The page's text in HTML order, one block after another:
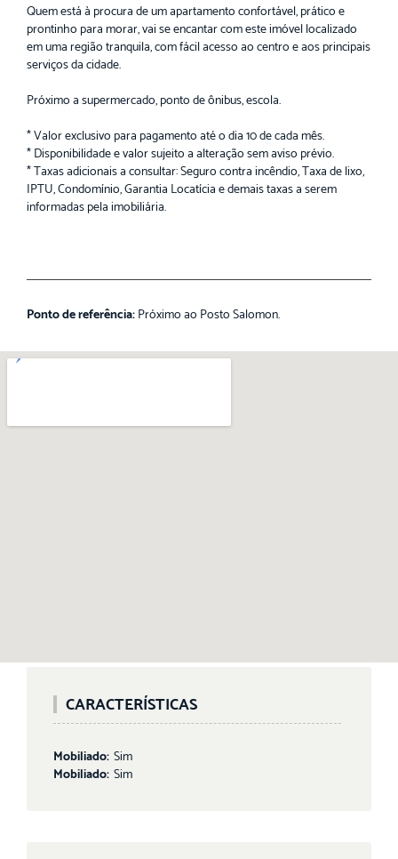
Quem está à procura de um apartamento confortável, prático e
prontinho para morar, vai se encantar com este imóvel localizado
em uma região tranquila, com fácil acesso ao centro e aos principais
serviços da cidade.
Próximo a supermercado, ponto de ônibus, escola.
* Valor exclusivo para pagamento até o dia 10 de cada mês.
* Disponibilidade e valor sujeito a alteração sem aviso prévio.
* Taxas adicionais a consultar: Seguro contra incêndio, Taxa de lixo,
IPTU, Condomínio, Garantia Locatícia e demais taxas a serem
informadas pela imobiliária.
Ponto de referência:Próximo ao Posto Salomon.
CARACTERÍSTICAS
Mobiliado: Sim
Mobiliado: Sim